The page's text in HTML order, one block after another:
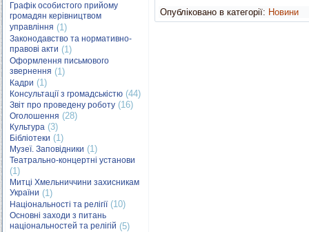
Графік особистого прийому
громадян керівництвом
управління (1)
Законодавство та нормативно-
правові акти (1)
Оформлення письмового
звернення (1)
Кадри (1)
Консультації з громадськістю (44)
Звіт про проведену роботу (16)
Оголошення (28)
Культура (3)
Бібліотеки (1)
Музеї. Заповідники (1)
Театрально-концертні установи
(1)
Митці Хмельниччини захисникам
України (1)
Національності та релігії(10)
Основні заходи з питань
національностей та релігій (5)
Опубліковано в категорії: Новини